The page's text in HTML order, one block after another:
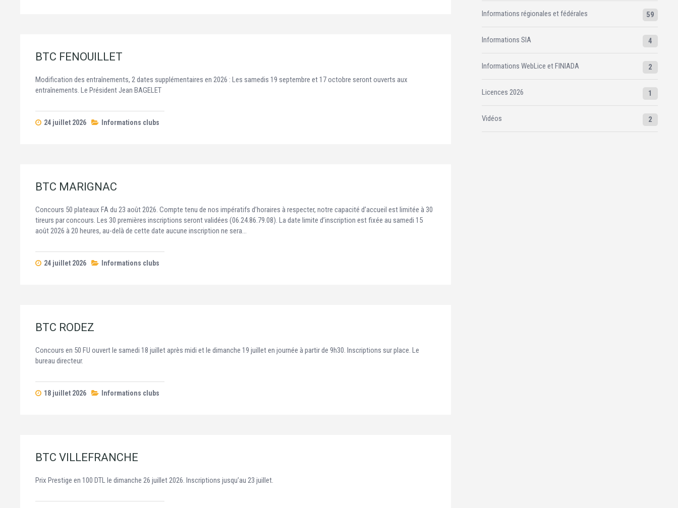
BTC FENOUILLET
Modification des entraînements, 2 dates supplémentaires en 2026 : Les samedis 19 septembre et 17 octobre seront ouverts aux
entraînements. Le Président Jean BAGELET
24 juillet 2026 Informations clubs
BTC MARIGNAC
Concours 50 plateaux FA du 23 août 2026. Compte tenu de nos impératifs d’horaires à respecter, notre capacité d’accueil est limitée à 30
tireurs par concours. Les 30 premières inscriptions seront validées (06.24.86.79.08). La date limite d’inscription est fixée au samedi 15
août 2026 à 20 heures, au-delà de cette date aucune inscription ne sera…
24 juillet 2026 Informations clubs
BTC RODEZ
Concours en 50 FU ouvert le samedi 18 juillet après midi et le dimanche 19 juillet en journée à partir de 9h30. Inscriptions sur place. Le
bureau directeur.
18 juillet 2026 Informations clubs
BTC VILLEFRANCHE
Prix Prestige en 100 DTL le dimanche 26 juillet 2026. Inscriptions jusqu’au 23 juillet.
Informations régionales et fédérales 59
Informations SIA 4
Informations WebLice et FINIADA 2
Licences 2026 1
Vidéos 2